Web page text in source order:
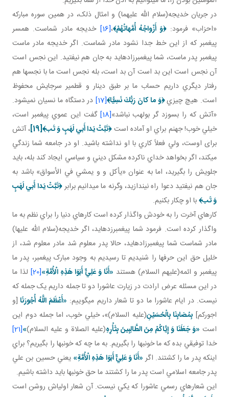
در جريان خديجه(سلام الله عليهما) و امثال ذلک، در همين سوره مبارکه
«احزاب» فرمود:﴿وَ أَزْواجُهُ أُمَّهاتُهُمْ﴾،[16]
خديجه مادر شماست. همسر
پيغمبر که از اين خط جدا نشود مادر شماست. اگر خديجه مادر ماست
پيغمبر پدر ماست، شما پيغمبرزاده ايد به جان هم نيفتيد. اين نجس است
آن نجس است اين بد است آن بد است، بله نجس است ما با نجس ها هم
رفتار ديگري داريم حساب ما بر طبق دينار و قطمير سرجايش محفوظ
است. هيچ چيزي﴿وَ ما كانَ رَبُّكَ نَسِيًّا﴾[17]
در دستگاه ما نسيان نمی­شود.
«آتش که را بسوزد گر بولهب نباشد»[18]
گفت اين عموي پيغمبر است،
خيلي خوب! جهنم براي او آماده است﴿تَبَّتْ يَدا أَبي‏ لَهَبٍ وَ تَب‏﴾[19]
، آتش
برای اوست، ولي فعلاً کاري با او نداشته باشيد. او در جامعه شما زندگي
مي کند، اگر بخواهد خداي ناکرده مشکل ديني و سياسي ايجاد کند بله، بايد
جلويش را بگيريد، اما به عنوان «يأکل و و يمشي في الأسواق» باشد به
جان هم نيفتيد دعوا راه نيندازيد، وگرنه ما مي دانيم برابر﴿تَبَّتْ يَدا أَبي‏ لَهَبٍ
وَ تَب‏﴾با او چکار بکنيم.
کارهاي آخرت را به خودش واگذار کرده است کارهاي دنيا را براي نظم به ما
واگذار کرده است. فرمود شما پيغمبرزده ايد، اگر خديجه(سلام الله عليها)
مادر شماست شما پيغمبرزاده ايد، حالا پدر معلوم شد مادر معلوم شد، از
خليل حق اين حرف ها را شنيديم تا رسيديم به وجود مبارک پيغمبر، پدر ما
پيغمبر و ائمه(عليهم السلام) هستند «أَنَا وَ عَلِيٌّ أَبَوَا هَذِهِ الْأُمَّةِ»[20]
لذا ما
در اين مسئله عرض ارادت در زيارت عاشورا دو تا جمله داريم يک جمله که
نيست. در ايام عاشورا ما دو تا شعار داريم مي گوييم: «أَعْظَمَ اللَّهُ أُجُورَنَا [و
اجوركم] بِمُصَابِنَا بِالْحُسَيْنِ(عليه السلام)»، خيلي خوب، اما جمله دوم اين
است «وَ جَعَلَنَا وَ إِيَّاكُمْ مِنَ الطَّالِبِينَ بِثَأْرِهِ(عليه الصلاة و عليه السلام)»
[21]
خدا توفيقي بده که ما خونبها را بگيريم. به ما چه که خونبها را بگيريم؟ براي
اينکه پدر ما را کشتند. اگر«أَنَا وَ عَلِيٌّ أَبَوَا هَذِهِ الْأُمَّةِ» يعني حسين بن علي
پدر جامعه اسلامي است پدر ما را کشتند ما حق خونبها بايد داشته باشيم.
اين شعارهاي رسمي عاشورا که يکي نيست. آن شعار اولي اش روشن است